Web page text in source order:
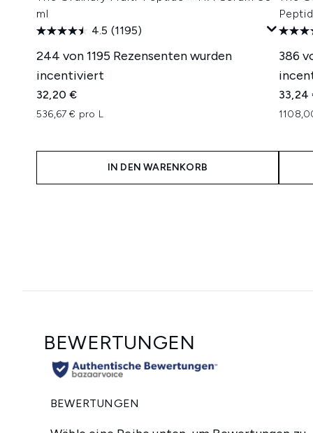
ml
4.5 (1195)
244 von 1195 Rezensenten wurden
incentiviert
32,20 €
536,67 € pro L
IN DEN WARENKORB
386
33,24